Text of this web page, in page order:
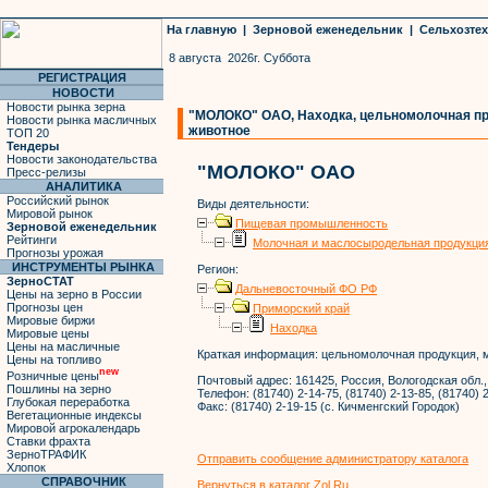
На главную | Зерновой еженедельник |
8 августа 2026г. Суббота
РЕГИСТРАЦИЯ
НОВОСТИ
Новости рынка зерна
Новости рынка масличных
ТОП 20
Тендеры
Новости законодательства
Пресс-релизы
АНАЛИТИКА
Российский рынок
Мировой рынок
Зерновой еженедельник
Рейтинги
Прогнозы урожая
ИНСТРУМЕНТЫ РЫНКА
ЗерноСТАТ
Цены на зерно в России
Прогнозы цен
Мировые биржи
Мировые цены
Цены на масличные
Цены на топливо
Розничные ценыnew
Пошлины на зерно
Глубокая переработка
Вегетационные индексы
Мировой агрокалендарь
Ставки фрахта
ЗерноТРАФИК
Хлопок
СПРАВОЧНИК
"МОЛОКО" ОАО, Находка, цельномолочная
животное
"МОЛОКО" ОАО
Виды деятельности:
Пищевая промышленность
Молочная и маслосыродельная
Регион:
Дальневосточный ФО РФ
Приморский край
Находка
Краткая информация: цельномолочная продукция,
Почтовый адрес: 161425, Россия, Вологодская
Телефон: (81740) 2-14-75, (81740) 2-13-85, (81740)
Факс: (81740) 2-19-15 (с. Кичменгский Городок)
Отправить сообщение администратору каталога
Вернуться в каталог Zol.Ru